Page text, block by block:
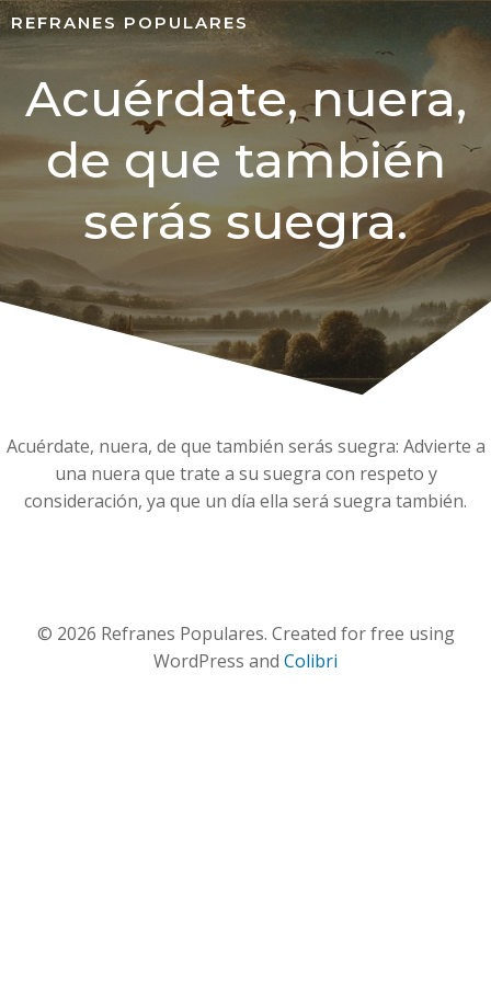
REFRANES POPULARES
Acuérdate, nuera,
de que también
serás suegra.
Acuérdate, nuera, de que también serás suegra: Advierte a
una nuera que trate a su suegra con respeto y
consideración, ya que un día ella será suegra también.
© 2026 Refranes Populares. Created for free using
WordPress and Colibri